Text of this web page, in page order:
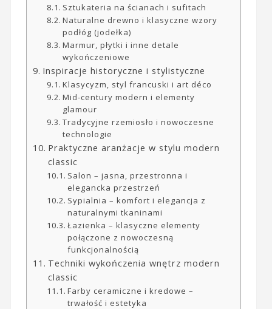
Sztukateria na ścianach i sufitach
Naturalne drewno i klasyczne wzory
podłóg (jodełka)
Marmur, płytki i inne detale
wykończeniowe
Inspiracje historyczne i stylistyczne
Klasycyzm, styl francuski i art déco
Mid-century modern i elementy
glamour
Tradycyjne rzemiosło i nowoczesne
technologie
Praktyczne aranżacje w stylu modern
classic
Salon – jasna, przestronna i
elegancka przestrzeń
Sypialnia – komfort i elegancja z
naturalnymi tkaninami
Łazienka – klasyczne elementy
połączone z nowoczesną
funkcjonalnością
Techniki wykończenia wnętrz modern
classic
Farby ceramiczne i kredowe –
trwałość i estetyka